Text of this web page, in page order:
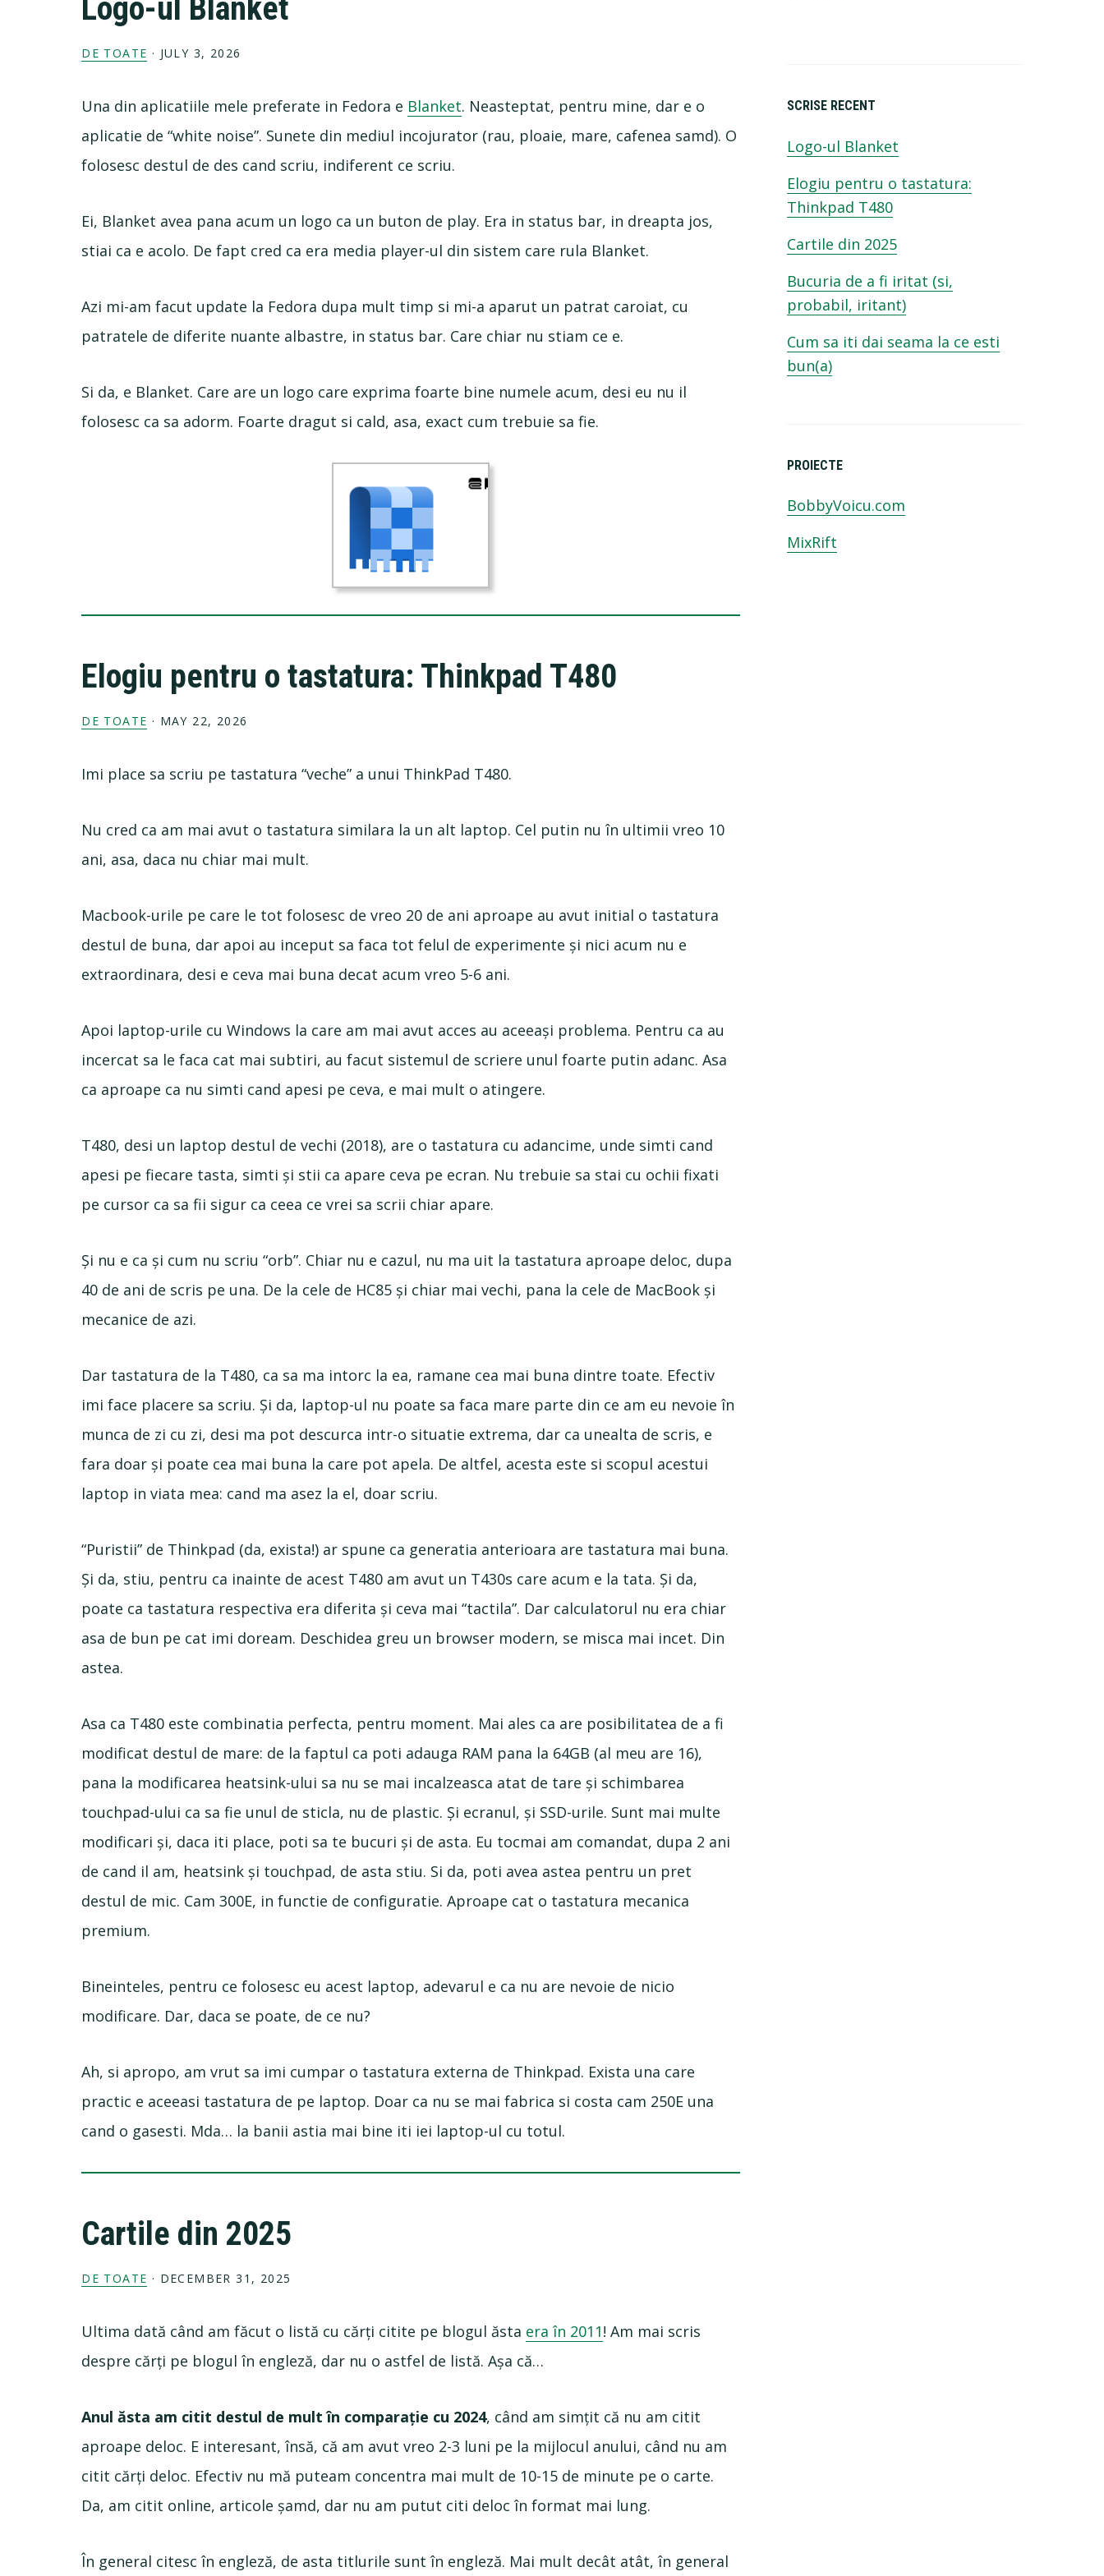
Logo-ul Blanket
DE TOATE · JULY 3, 2026
Una din aplicatiile mele preferate in Fedora e Blanket. Neasteptat, pentru mine, dar e o
aplicatie de “white noise”. Sunete din mediul incojurator (rau, ploaie, mare, cafenea samd). O
folosesc destul de des cand scriu, indiferent ce scriu.
Ei, Blanket avea pana acum un logo ca un buton de play. Era in status bar, in dreapta jos,
stiai ca e acolo. De fapt cred ca era media player-ul din sistem care rula Blanket.
Azi mi-am facut update la Fedora dupa mult timp si mi-a aparut un patrat caroiat, cu
patratele de diferite nuante albastre, in status bar. Care chiar nu stiam ce e.
Si da, e Blanket. Care are un logo care exprima foarte bine numele acum, desi eu nu il
folosesc ca sa adorm. Foarte dragut si cald, asa, exact cum trebuie sa fie.
Elogiu pentru o tastatura: Thinkpad T480
DE TOATE · MAY 22, 2026
Imi place sa scriu pe tastatura “veche” a unui ThinkPad T480.
Nu cred ca am mai avut o tastatura similara la un alt laptop. Cel putin nu în ultimii vreo 10
ani, asa, daca nu chiar mai mult.
Macbook-urile pe care le tot folosesc de vreo 20 de ani aproape au avut initial o tastatura
destul de buna, dar apoi au inceput sa faca tot felul de experimente și nici acum nu e
extraordinara, desi e ceva mai buna decat acum vreo 5-6 ani.
Apoi laptop-urile cu Windows la care am mai avut acces au aceeași problema. Pentru ca au
incercat sa le faca cat mai subtiri, au facut sistemul de scriere unul foarte putin adanc. Asa
ca aproape ca nu simti cand apesi pe ceva, e mai mult o atingere.
T480, desi un laptop destul de vechi (2018), are o tastatura cu adancime, unde simti cand
apesi pe fiecare tasta, simti și stii ca apare ceva pe ecran. Nu trebuie sa stai cu ochii fixati
pe cursor ca sa fii sigur ca ceea ce vrei sa scrii chiar apare.
Și nu e ca și cum nu scriu “orb”. Chiar nu e cazul, nu ma uit la tastatura aproape deloc, dupa
40 de ani de scris pe una. De la cele de HC85 și chiar mai vechi, pana la cele de MacBook și
mecanice de azi.
Dar tastatura de la T480, ca sa ma intorc la ea, ramane cea mai buna dintre toate. Efectiv
imi face placere sa scriu. Și da, laptop-ul nu poate sa faca mare parte din ce am eu nevoie în
munca de zi cu zi, desi ma pot descurca intr-o situatie extrema, dar ca unealta de scris, e
fara doar și poate cea mai buna la care pot apela. De altfel, acesta este si scopul acestui
laptop in viata mea: cand ma asez la el, doar scriu.
“Puristii” de Thinkpad (da, exista!) ar spune ca generatia anterioara are tastatura mai buna.
Și da, stiu, pentru ca inainte de acest T480 am avut un T430s care acum e la tata. Și da,
poate ca tastatura respectiva era diferita și ceva mai “tactila”. Dar calculatorul nu era chiar
asa de bun pe cat imi doream. Deschidea greu un browser modern, se misca mai incet. Din
astea.
Asa ca T480 este combinatia perfecta, pentru moment. Mai ales ca are posibilitatea de a fi
modificat destul de mare: de la faptul ca poti adauga RAM pana la 64GB (al meu are 16),
pana la modificarea heatsink-ului sa nu se mai incalzeasca atat de tare și schimbarea
touchpad-ului ca sa fie unul de sticla, nu de plastic. Și ecranul, și SSD-urile. Sunt mai multe
modificari și, daca iti place, poti sa te bucuri și de asta. Eu tocmai am comandat, dupa 2 ani
de cand il am, heatsink și touchpad, de asta stiu. Si da, poti avea astea pentru un pret
destul de mic. Cam 300E, in functie de configuratie. Aproape cat o tastatura mecanica
premium.
Bineinteles, pentru ce folosesc eu acest laptop, adevarul e ca nu are nevoie de nicio
modificare. Dar, daca se poate, de ce nu?
Ah, si apropo, am vrut sa imi cumpar o tastatura externa de Thinkpad. Exista una care
practic e aceeasi tastatura de pe laptop. Doar ca nu se mai fabrica si costa cam 250E una
cand o gasesti. Mda… la banii astia mai bine iti iei laptop-ul cu totul.
Cartile din 2025
DE TOATE · DECEMBER 31, 2025
Ultima dată când am făcut o listă cu cărți citite pe blogul ăsta era în 2011! Am mai scris
despre cărți pe blogul în engleză, dar nu o astfel de listă. Așa că…
Anul ăsta am citit destul de mult în comparație cu 2024, când am simțit că nu am citit
aproape deloc. E interesant, însă, că am avut vreo 2-3 luni pe la mijlocul anului, când nu am
citit cărți deloc. Efectiv nu mă puteam concentra mai mult de 10-15 de minute pe o carte.
Da, am citit online, articole șamd, dar nu am putut citi deloc în format mai lung.
În general citesc în engleză, de asta titlurile sunt în engleză. Mai mult decât atât, în general
SCRISE RECENT
Logo-ul Blanket
Elogiu pentru o tastatura:
Thinkpad T480
Cartile din 2025
Bucuria de a fi iritat (si,
probabil, iritant)
Cum sa iti dai seama la ce esti
bun(a)
PROIECTE
BobbyVoicu.com
MixRift